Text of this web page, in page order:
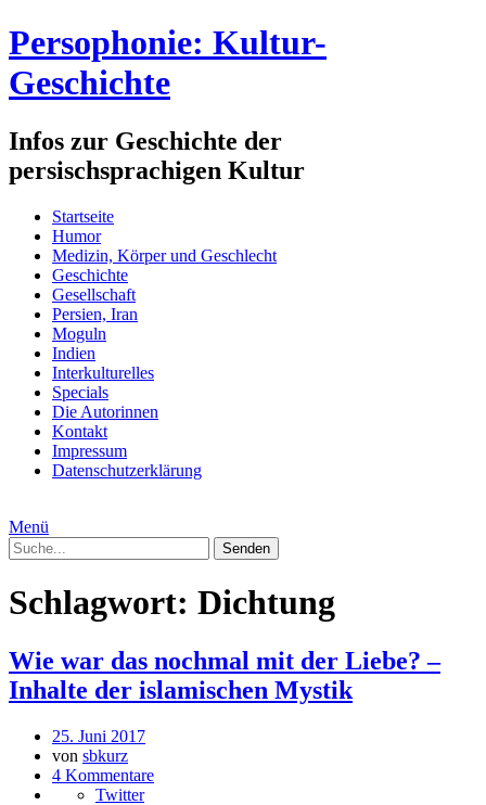
Persophonie: Kultur-
Geschichte
Infos zur Geschichte der
persischsprachigen Kultur
Startseite
Humor
Medizin, Körper und Geschlecht
Geschichte
Gesellschaft
Persien, Iran
Moguln
Indien
Interkulturelles
Specials
Die Autorinnen
Kontakt
Impressum
Datenschutzerklärung
Menü
Schlagwort: Dichtung
Wie war das nochmal mit der Liebe? –
Inhalte der islamischen Mystik
25. Juni 2017
von sbkurz
4 Kommentare
Twitter